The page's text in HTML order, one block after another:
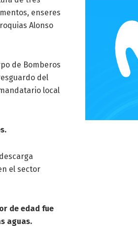
enseres
Alonso
de Bomberos
del
local
el sector
de edad fue
aguas.